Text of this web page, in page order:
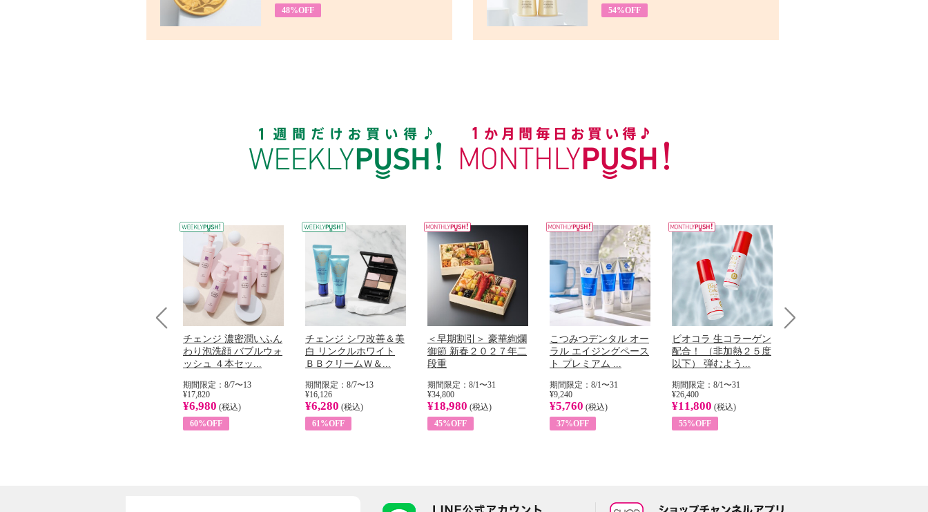
48%OFF
54%OFF
チェンジ 濃密潤いふん
わり泡洗顔 バブルウォ
ッシュ ４本セッ...
期間限定：8/7〜13
¥17,820
¥6,980 (税込)
60%OFF
チェンジ シワ改善＆美
白 リンクルホワイト
ＢＢクリームＷ＆...
期間限定：8/7〜13
¥16,126
¥6,280 (税込)
61%OFF
＜早期割引＞ 豪華絢爛
御節 新春２０２７年二
段重
期間限定：8/1〜31
¥34,800
¥18,980 (税込)
45%OFF
こつみつデンタル オー
ラル エイジングペース
ト プレミアム ...
期間限定：8/1〜31
¥9,240
¥5,760 (税込)
37%OFF
ビオコラ 生コラーゲン
配合！ （非加熱２５度
以下） 弾むよう...
期間限定：8/1〜31
¥26,400
¥11,800 (税込)
55%OFF